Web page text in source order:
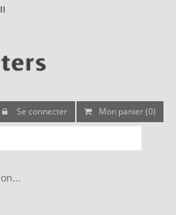
Se connecter Mon panier (0)